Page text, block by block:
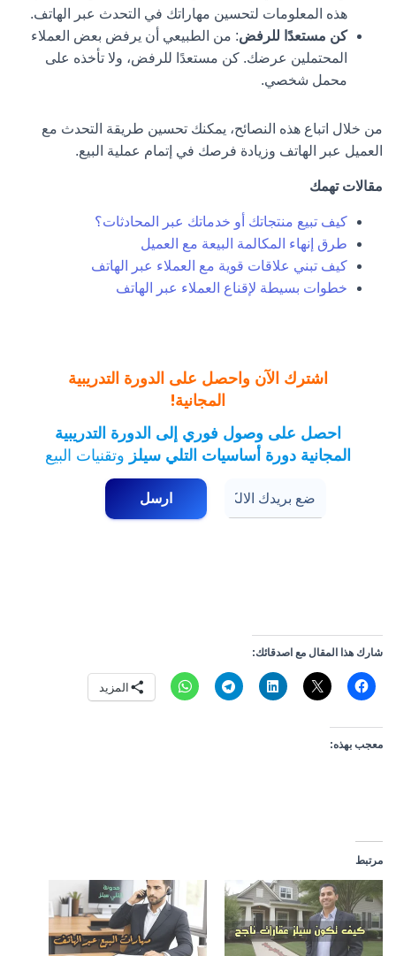
هذه المعلومات لتحسين مهاراتك في التحدث عبر الهاتف.
كن مستعدًا للرفض: من الطبيعي أن يرفض بعض العملاء
المحتملين عرضك. كن مستعدًا للرفض، ولا تأخذه على
محمل شخصي.
من خلال اتباع هذه النصائح، يمكنك تحسين طريقة التحدث مع
العميل عبر الهاتف وزيادة فرصك في إتمام عملية البيع.
مقالات تهمك
كيف تبيع منتجاتك أو خدماتك عبر المحادثات؟
طرق إنهاء المكالمة البيعة مع العميل
كيف تبني علاقات قوية مع العملاء عبر الهاتف
خطوات بسيطة لإقناع العملاء عبر الهاتف
اشترك الآن واحصل على الدورة التدريبية
المجانية!
احصل على وصول فوري إلى الدورة التدريبية
المجانية دورة أساسيات التلي سيلز وتقنيات البيع
شارك هذا المقال مع اصدقائك:
المزيد
معجب بهذه:
مرتبط